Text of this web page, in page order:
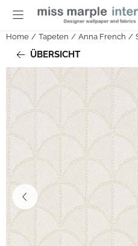
Cookie-Einstellungen sind
Home / Tapeten / Anna French /
ÜBERSICHT